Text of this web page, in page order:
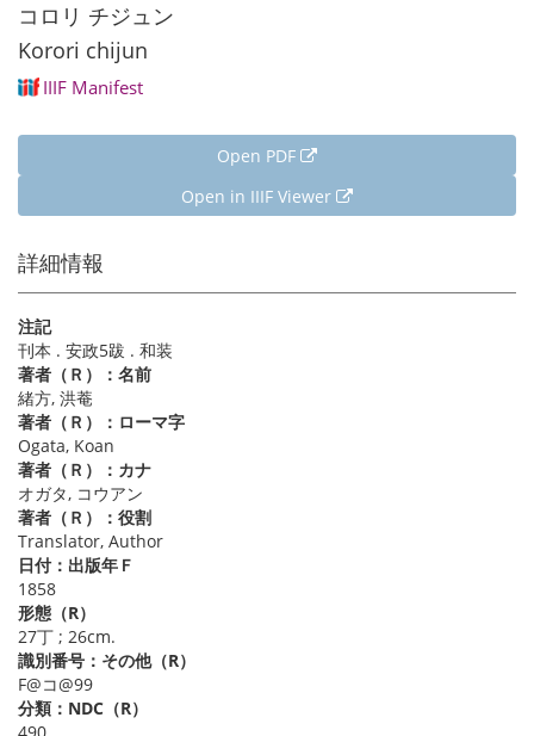
コロリ チジュン
Korori chijun
IIIF Manifest
Open PDF
Open in IIIF Viewer
詳細情報
注記
刊本 . 安政5跋 . 和装
著者（Ｒ）：名前
緒方, 洪菴
著者（Ｒ）：ローマ字
Ogata, Koan
著者（Ｒ）：カナ
オガタ, コウアン
著者（Ｒ）：役割
Translator, Author
日付：出版年Ｆ
1858
形態（R）
27丁 ; 26cm.
識別番号：その他（R）
F@コ@99
分類：NDC（R）